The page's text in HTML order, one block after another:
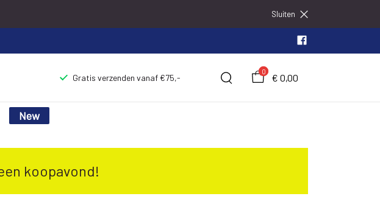
Sluiten
Gratis verzenden vanaf €75,-
0
€ 0,00
New
koopavond!